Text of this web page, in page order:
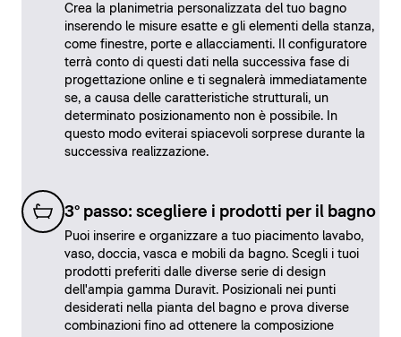
Crea la planimetria personalizzata del tuo bagno
inserendo le misure esatte e gli elementi della stanza,
come finestre, porte e allacciamenti. Il configuratore
terrà conto di questi dati nella successiva fase di
progettazione online e ti segnalerà immediatamente
se, a causa delle caratteristiche strutturali, un
determinato posizionamento non è possibile. In
questo modo eviterai spiacevoli sorprese durante la
successiva realizzazione.
3° passo: scegliere i prodotti per il bagno
Puoi inserire e organizzare a tuo piacimento lavabo,
vaso, doccia, vasca e mobili da bagno. Scegli i tuoi
prodotti preferiti dalle diverse serie di design
dell'ampia gamma Duravit. Posizionali nei punti
desiderati nella pianta del bagno e prova diverse
combinazioni fino ad ottenere la composizione